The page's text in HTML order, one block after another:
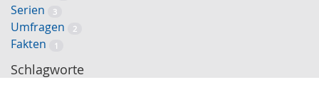
Serien 3
Umfragen 2
Fakten 1
Schlagworte